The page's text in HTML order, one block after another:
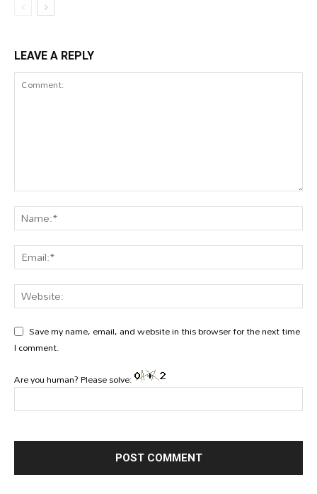
LEAVE A REPLY
Save my name, email, and website in this browser for the next time
I comment.
Are you human? Please solve: